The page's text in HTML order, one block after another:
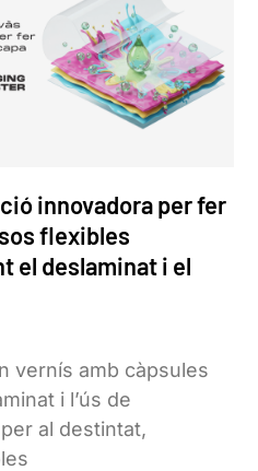
innovadora per fer
flexibles
el deslaminat i el
vernís amb càpsules
i l’ús de
al destintat,